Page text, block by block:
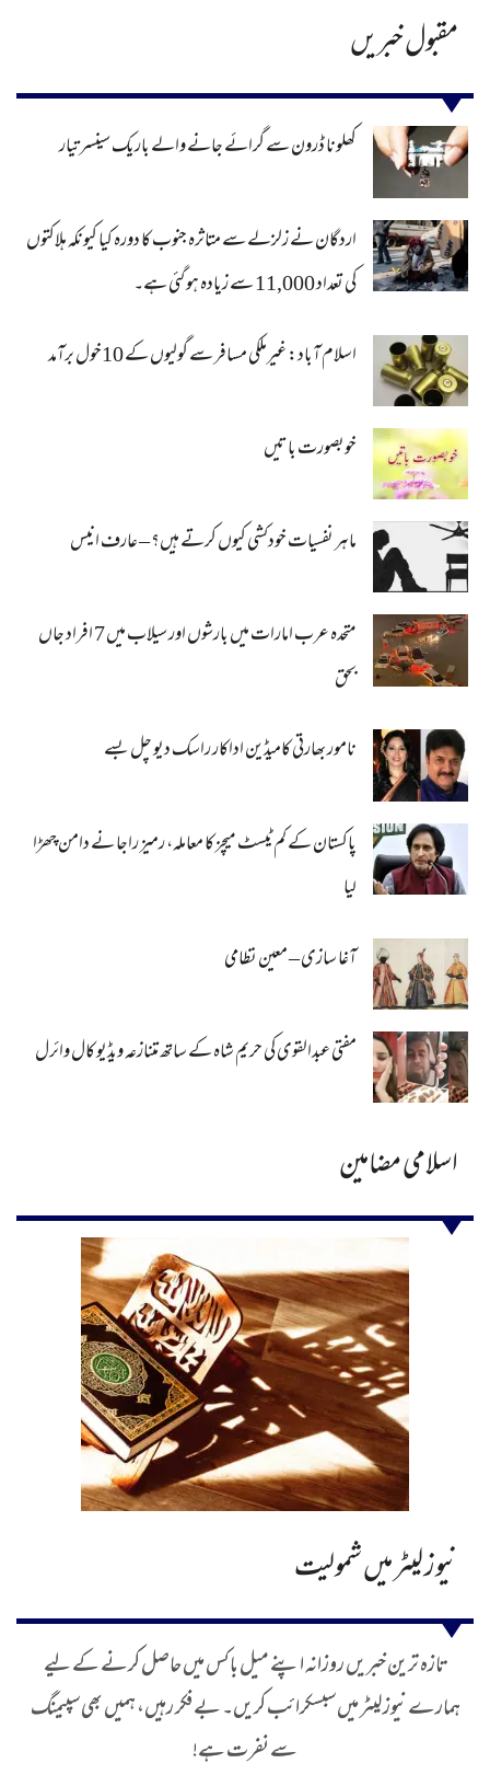
مقبول خبریں
کھلونا ڈرون سے گرائے جانے والے باریک سینسر تیار
اردگان نے زلزلے سے متاثرہ جنوب کا دورہ کیا کیونکہ ہلاکتوں
کی تعداد 11,000 سے زیادہ ہو گئی ہے۔
اسلام آباد: غیرملکی مسافر سے گولیوں کے 10خول برآمد
خوبصورت باتیں
ماہر نفسیات خودکشی کیوں کرتے ہیں؟ – عارف انیس
متحدہ عرب امارات میں بارشوں اور سیلاب میں 7 افراد جاں
بحق
نامور بھارتی کامیڈین اداکار راسک دیو چل بسے
پاکستان کے کم ٹیسٹ میچز کا معاملہ، رمیز راجا نے دامن چھڑا
لیا
آغا سازی – معین نظامی
مفتی عبدالقوی کی حریم شاہ کے ساتھ متنازعہ ویڈیو کال وائرل
اسلامی مضامین
نیوز لیٹر میں شمولیت
تازہ ترین خبریں روزانہ اپنے میل باکس میں حاصل کرنے کے لیے
ہمارے نیوز لیٹر میں سبسکرائب کریں۔ بے فکر رہیں، ہمیں بھی سپیمنگ
سے نفرت ہے!